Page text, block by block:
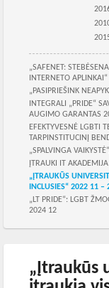
Skilties meniu
„SAFENET:
INTERNETO
„PASIPRIEŠINK
INTEGRALI „PRIDE“
AUGIMO GARANTAS
EFEKTYVESNĖ LGBTI
TARPINSTITUCINĮ
„SPALVINGA
ĮTRAUKI IT
„ĮTRAUKŪS
INCLUSIES“ 2022 11 –
„LT PRIDE“: LGBT
2024 12
„Įtraukūs